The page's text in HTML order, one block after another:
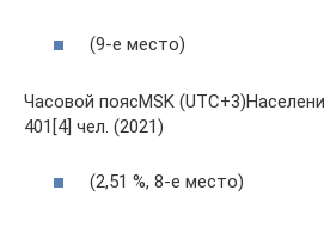
(9-е место)
Часовой поясMSK
401[4] чел. (2021)
(2,51 %, 8-е место)